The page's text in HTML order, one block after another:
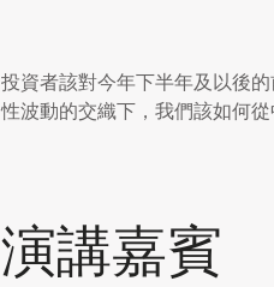
投資者該對今年下半年及以後
性波動的交織下，我們該如何從
演講嘉賓